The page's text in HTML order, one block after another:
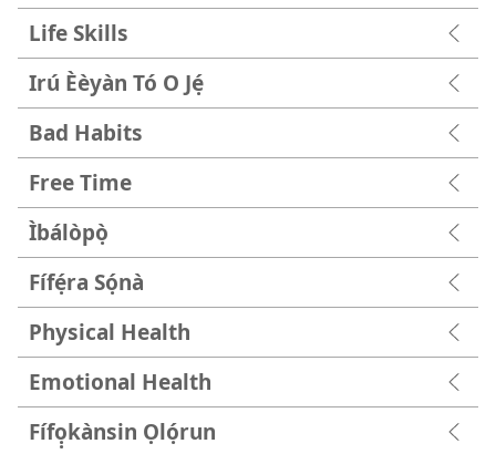
Life Skills
Irú Èèyàn Tó O Jẹ́
Bad Habits
Free Time
Ìbálòpọ̀
Fífẹ́ra Sọ́nà
Physical Health
Emotional Health
Fífọ̣kànsin Ọlọ́run